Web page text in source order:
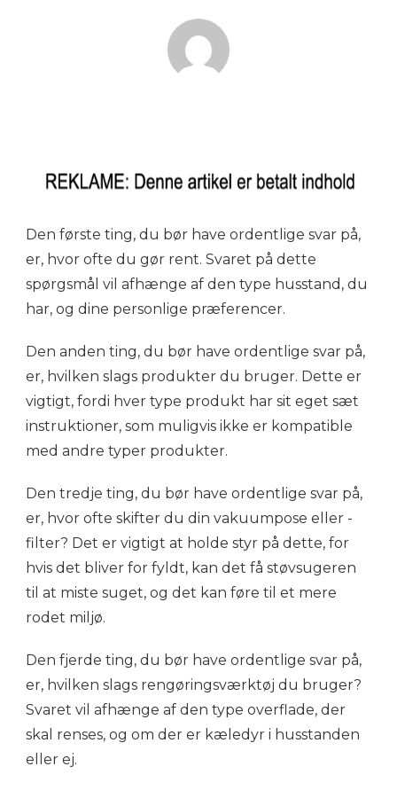
Den første ting, du bør have ordentlige svar på,
er, hvor ofte du gør rent. Svaret på dette
spørgsmål vil afhænge af den type husstand, du
har, og dine personlige præferencer.
Den anden ting, du bør have ordentlige svar på,
er, hvilken slags produkter du bruger. Dette er
vigtigt, fordi hver type produkt har sit eget sæt
instruktioner, som muligvis ikke er kompatible
med andre typer produkter.
Den tredje ting, du bør have ordentlige svar på,
er, hvor ofte skifter du din vakuumpose eller -
filter? Det er vigtigt at holde styr på dette, for
hvis det bliver for fyldt, kan det få støvsugeren
til at miste suget, og det kan føre til et mere
rodet miljø.
Den fjerde ting, du bør have ordentlige svar på,
er, hvilken slags rengøringsværktøj du bruger?
Svaret vil afhænge af den type overflade, der
skal renses, og om der er kæledyr i husstanden
eller ej.